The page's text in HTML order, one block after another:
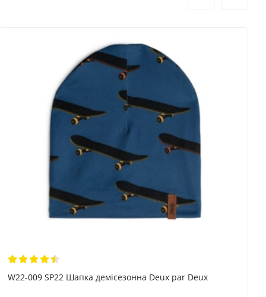
W22-009 SP22 Шапка демісезонна Deux par Deux